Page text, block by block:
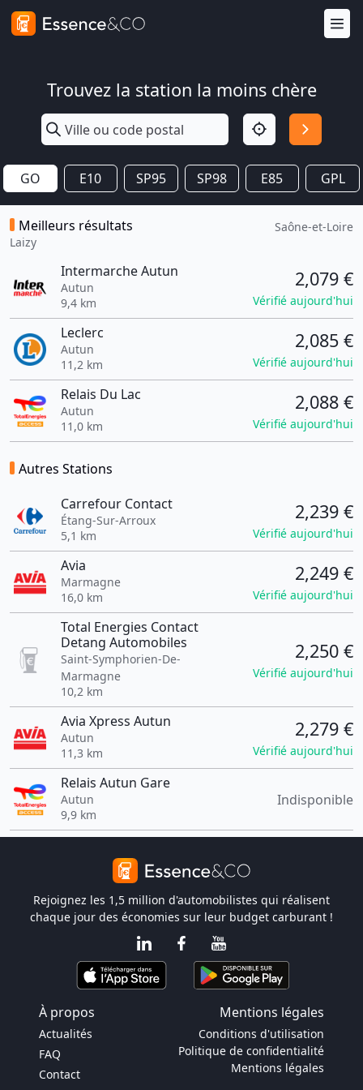
Trouvez la station la moins chère
GO E10 SP95 SP98 E85 GPL
Meilleurs résultats
Laizy
Saône-et-Loire
Intermarche Autun
Autun
9,4 km
2,079 €
Vérifié aujourd'hui
Leclerc
Autun
11,2 km
2,085 €
Vérifié aujourd'hui
Relais Du Lac
Autun
11,0 km
2,088 €
Vérifié aujourd'hui
Autres Stations
Carrefour Contact
Étang-Sur-Arroux
5,1 km
2,239 €
Vérifié aujourd'hui
Avia
Marmagne
16,0 km
2,249 €
Vérifié aujourd'hui
Total Energies Contact
Detang Automobiles
Saint-Symphorien-De-
Marmagne
10,2 km
2,250 €
Vérifié aujourd'hui
Avia Xpress Autun
Autun
11,3 km
2,279 €
Vérifié aujourd'hui
Relais Autun Gare
Autun
9,9 km
Indisponible
Rejoignez les 1,5 million d'automobilistes qui réalisent
chaque jour des économies sur leur budget carburant !
À propos Mentions légales
Actualités
FAQ
Contact
Conditions d'utilisation
Politique de confidentialité
Mentions légales